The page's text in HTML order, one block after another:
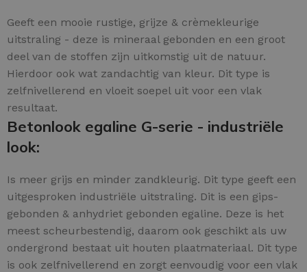
Geeft een mooie rustige, grijze & crèmekleurige
uitstraling - deze is mineraal gebonden en een groot
deel van de stoffen zijn uitkomstig uit de natuur.
Hierdoor ook wat zandachtig van kleur. Dit type is
zelfnivellerend en vloeit soepel uit voor een vlak
resultaat.
Betonlook egaline G-serie - industriële
look:
Is meer grijs en minder zandkleurig. Dit type geeft een
uitgesproken industriële uitstraling. Dit is een gips-
gebonden & anhydriet gebonden egaline. Deze is het
meest scheurbestendig, daarom ook geschikt als uw
ondergrond bestaat uit houten plaatmateriaal. Dit type
is ook zelfnivellerend en zorgt eenvoudig voor een vlak